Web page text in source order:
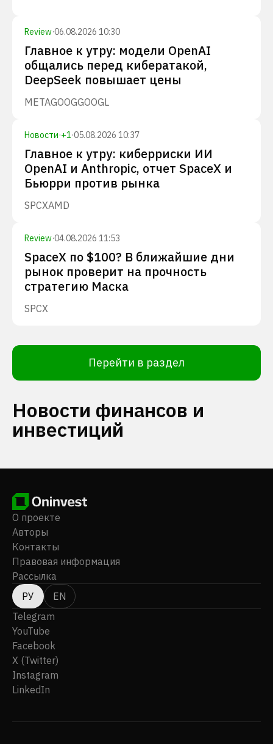
Review·06.08.2026 10:30
Главное к утру: модели OpenAI
общались перед кибератакой,
DeepSeek повышает цены
METAGOOGGOOGL
Новости·+1·05.08.2026 10:37
Главное к утру: киберриски ИИ
OpenAI и Anthropic, отчет SpaceX и
Бьюрри против рынка
SPCXAMD
Review·04.08.2026 11:53
SpaceX по $100? В ближайшие дни
рынок проверит на прочность
стратегию Маска
SPCX
Перейти в раздел
Новости финансов и
инвестиций
О проекте
Авторы
Контакты
Правовая информация
Рассылка
РУ
EN
Telegram
YouTube
Facebook
X (Twitter)
Instagram
LinkedIn